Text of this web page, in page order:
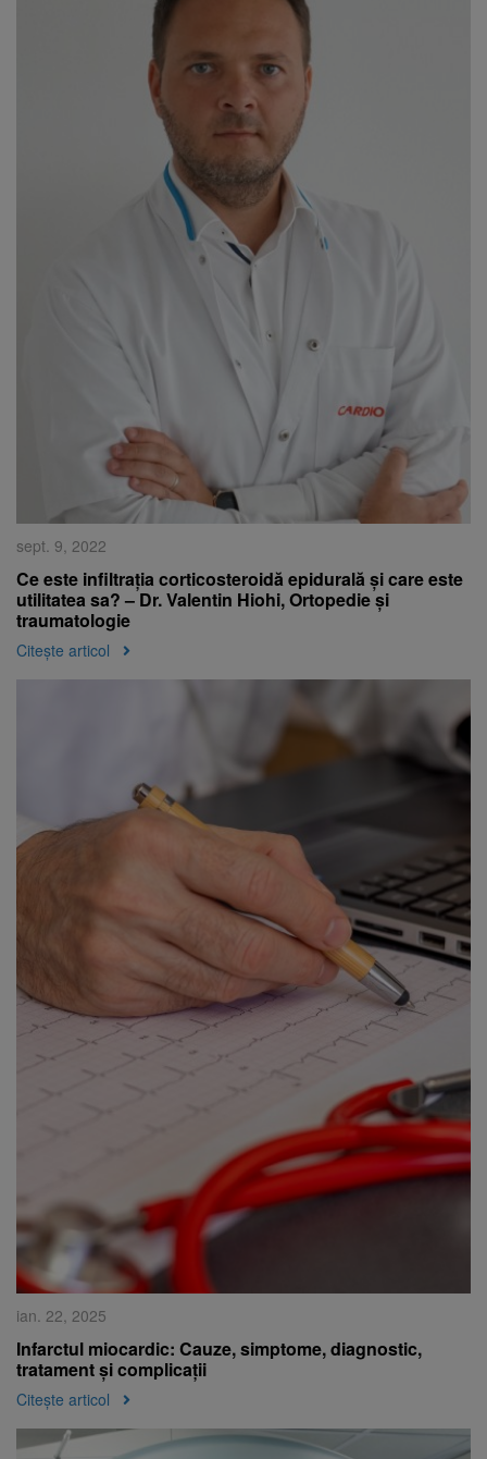
sept. 9, 2022
Ce este infiltrația corticosteroidă epidurală și care este
utilitatea sa? – Dr. Valentin Hiohi, Ortopedie și
traumatologie
Citește articol
ian. 22, 2025
Infarctul miocardic: Cauze, simptome, diagnostic,
tratament și complicații
Citește articol